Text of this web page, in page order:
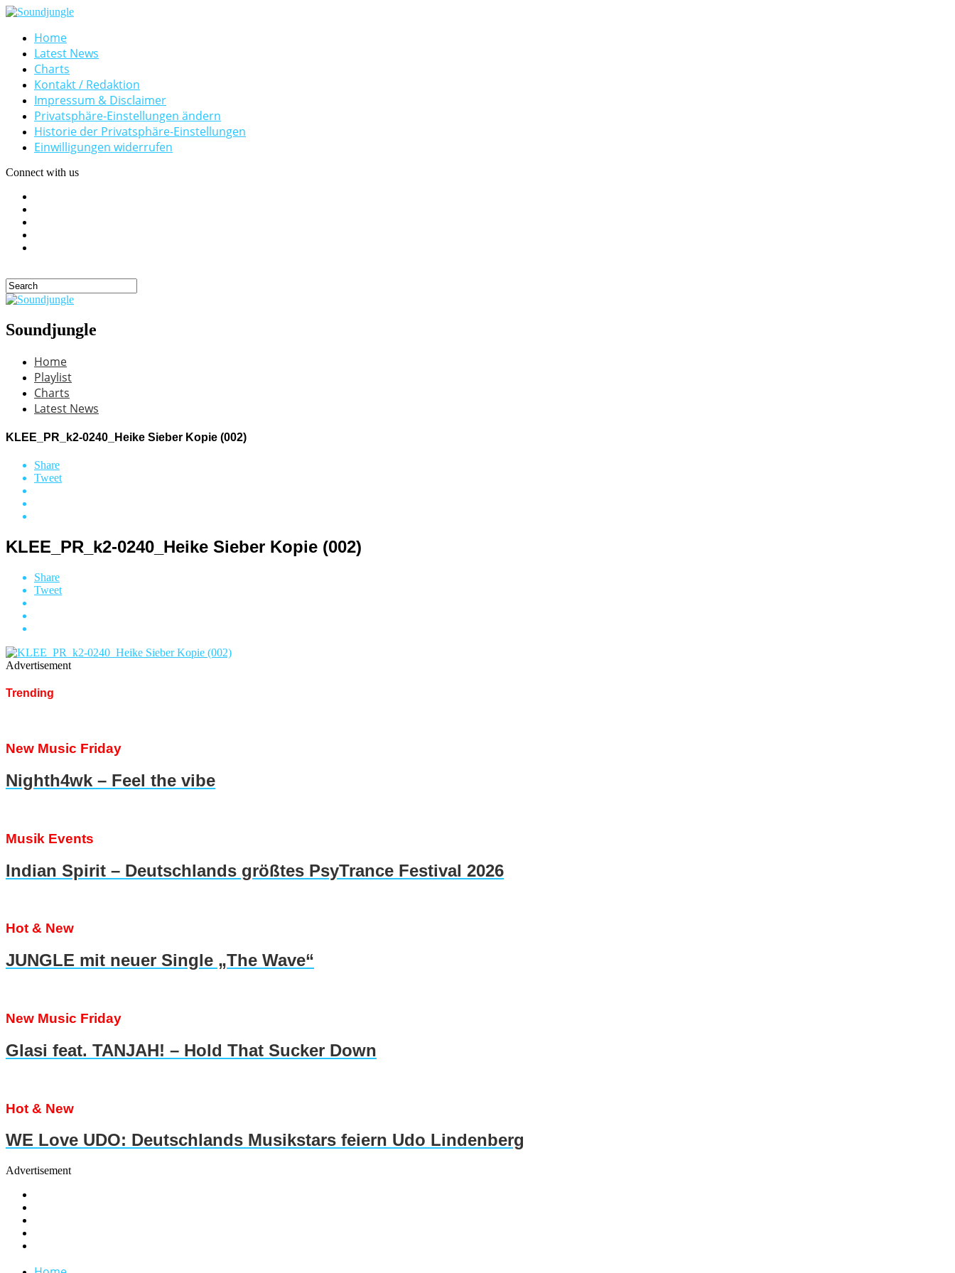
Home
Latest News
Charts
Kontakt / Redaktion
Impressum & Disclaimer
Privatsphäre-Einstellungen ändern
Historie der Privatsphäre-Einstellungen
Einwilligungen widerrufen
Connect with us
Soundjungle
Home
Playlist
Charts
Latest News
KLEE_PR_k2-0240_Heike Sieber Kopie (002)
Share
Tweet
KLEE_PR_k2-0240_Heike Sieber Kopie (002)
Share
Tweet
Advertisement
Trending
New Music Friday
Nighth4wk – Feel the vibe
Musik Events
Indian Spirit – Deutschlands größtes PsyTrance Festival 2026
Hot & New
JUNGLE mit neuer Single „The Wave“
New Music Friday
Glasi feat. TANJAH! – Hold That Sucker Down
Hot & New
WE Love UDO: Deutschlands Musikstars feiern Udo Lindenberg
Advertisement